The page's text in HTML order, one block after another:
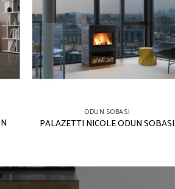
ODUN SOBASI
PALAZETTI NICOLE ODUN SOBASI